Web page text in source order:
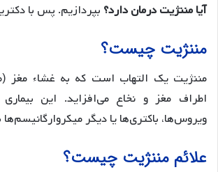
آیا مننژیت درمان دارد؟ بپردازیم. پس با
مننژیت چیست؟
مننژیت یک التهاب است که به غشاء مغز
اطراف مغز و نخاع می‌افزاید. این
ویروس‌ها، باکتری‌ها یا دیگر
علائم مننژیت چیست؟